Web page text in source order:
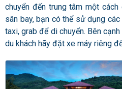
chuyển đến trung tâm một
sân bay, bạn có thể sử dụng
taxi, grab để di chuyển. Bên
du khách hãy đặt xe máy riêng